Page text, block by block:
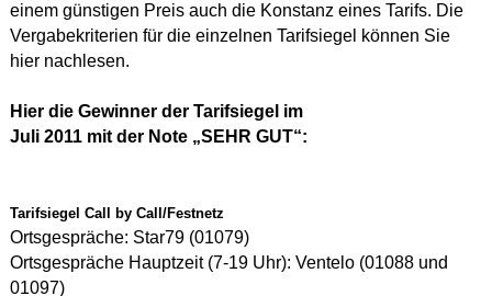
einem günstigen Preis auch die Konstanz eines Tarifs. Die
Vergabekriterien für die einzelnen Tarifsiegel können Sie
hiernachlesen.
Hier die Gewinner der Tarifsiegel im
Juli 2011 mit der Note „SEHR GUT“:
Tarifsiegel Call by Call/Festnetz
Ortsgespräche: Star79 (01079)
Ortsgespräche Hauptzeit (7-19 Uhr): Ventelo (01088 und
01097)